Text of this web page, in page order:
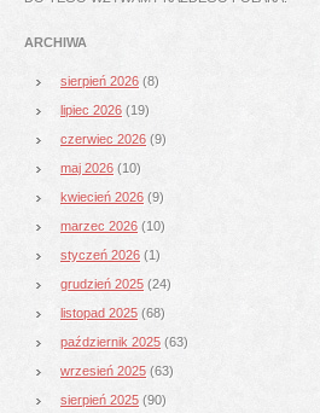
ARCHIWA
sierpień 2026 (8)
lipiec 2026 (19)
czerwiec 2026 (9)
maj 2026 (10)
kwiecień 2026 (9)
marzec 2026 (10)
styczeń 2026 (1)
grudzień 2025 (24)
listopad 2025 (68)
październik 2025 (63)
wrzesień 2025 (63)
sierpień 2025 (90)